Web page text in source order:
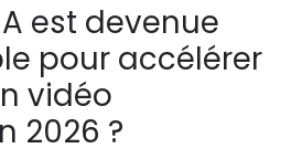
est devenue
pour accélérer
vidéo
2026 ?